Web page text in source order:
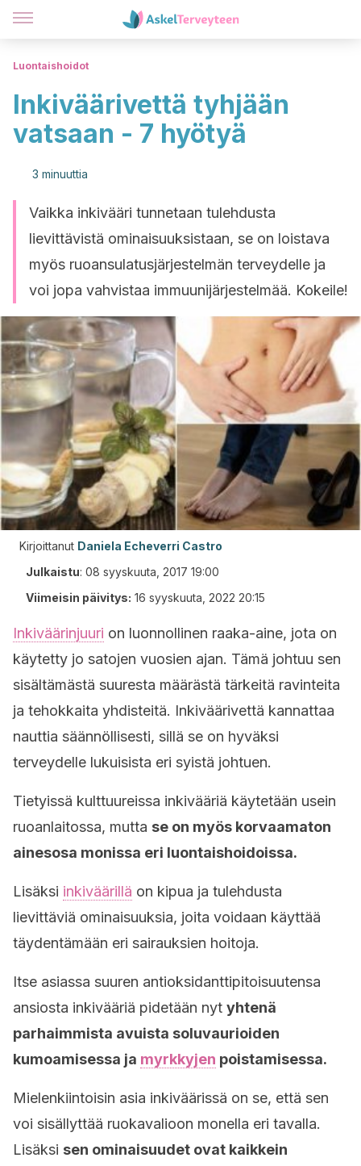
Luontaishoidot
Inkiväärivettä tyhjään
vatsaan - 7 hyötyä
3 minuuttia
Vaikka inkivääri tunnetaan tulehdusta
lievittävistä ominaisuuksistaan, se on loistava
myös ruoansulatusjärjestelmän terveydelle ja
voi jopa vahvistaa immuunijärjestelmää. Kokeile!
Kirjoittanut Daniela Echeverri Castro
Julkaistu: 08 syyskuuta, 2017 19:00
Viimeisin päivitys: 16 syyskuuta, 2022 20:15
Inkiväärinjuuri on luonnollinen raaka-aine, jota on
käytetty jo satojen vuosien ajan. Tämä johtuu sen
sisältämästä suuresta määrästä tärkeitä ravinteita
ja tehokkaita yhdisteitä. Inkiväärivettä kannattaa
nauttia säännöllisesti, sillä se on hyväksi
terveydelle lukuisista eri syistä johtuen.
Tietyissä kulttuureissa inkivääriä käytetään usein
ruoanlaitossa, mutta se on myös korvaamaton
ainesosa monissa eri luontaishoidoissa.
Lisäksi inkiväärillä on kipua ja tulehdusta
lievittäviä ominaisuuksia, joita voidaan käyttää
täydentämään eri sairauksien hoitoja.
Itse asiassa suuren antioksidanttipitoisuutensa
ansiosta inkivääriä pidetään nyt yhtenä
parhaimmista avuista soluvaurioiden
kumoamisessa ja myrkkyjen poistamisessa.
Mielenkiintoisin asia inkiväärissä on se, että sen
voi sisällyttää ruokavalioon monella eri tavalla.
Lisäksi sen ominaisuudet ovat kaikkein